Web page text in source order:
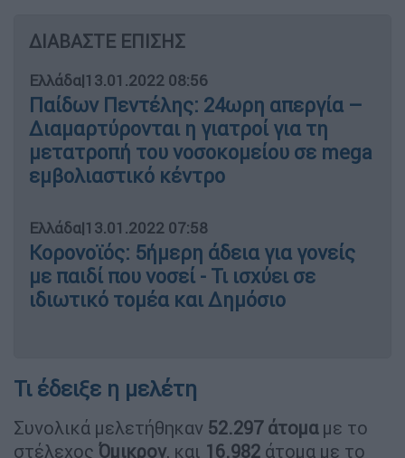
ΔΙΑΒΑΣΤΕ ΕΠΙΣΗΣ
Ελλάδα|13.01.2022 08:56
Παίδων Πεντέλης: 24ωρη απεργία –
Διαμαρτύρονται η γιατροί για τη
μετατροπή του νοσοκομείου σε mega
εμβολιαστικό κέντρο
Ελλάδα|13.01.2022 07:58
Κορονοϊός: 5ήμερη άδεια για γονείς
με παιδί που νοσεί - Τι ισχύει σε
ιδιωτικό τομέα και Δημόσιο
Τι έδειξε η μελέτη
Συνολικά μελετήθηκαν 52.297 άτομαμε το
στέλεχος Όμικρον, και 16.982 άτομα με το